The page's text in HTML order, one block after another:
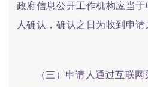
政府信息公开工作机构应当
人确认，确认之日为收到申请
（三）申请人通过互联